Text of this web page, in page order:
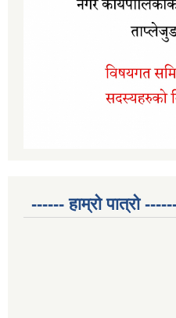
------ हाम्रो पात्रो